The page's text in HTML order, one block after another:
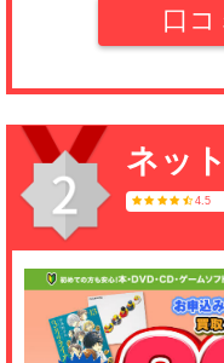
口コミサイトをみ
ったので、ゲーム
ろうと思っていた
ほうがいい。
ゲームが大量にあ
た。査定金額ア
口コ
ネッ
4.5